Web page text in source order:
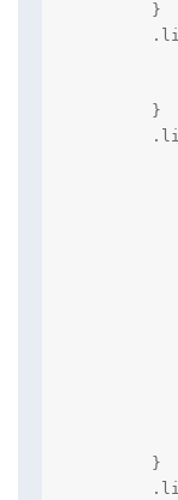
        }
        }
        }